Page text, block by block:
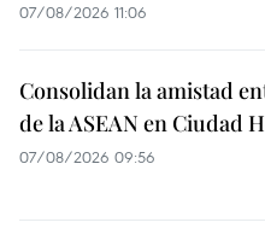
07/08/2026 11:06
Consolidan la amistad
de la ASEAN en Ciudad
07/08/2026 09:56